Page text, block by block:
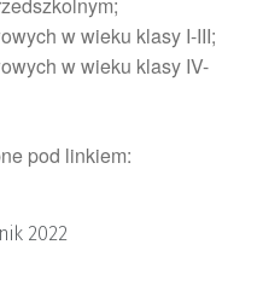
w wieku klasy I-III;
w wieku klasy IV-
pod linkiem:
2022